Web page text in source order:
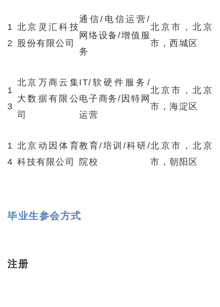
1
2
北京灵汇科技
股份有限公司
通信/电信运营/
网络设备/增值服
务
北京市，北京
市，西城区
1
3
北京万商云集
大数据有限公
司
IT/软硬件服务/
电子商务/因特网
运营
北京市，北京
市，海淀区
1
4
北京动因体育
科技有限公司
教育/培训/科研/
院校
北京市，北京
市，朝阳区
毕业生参会方式
注册